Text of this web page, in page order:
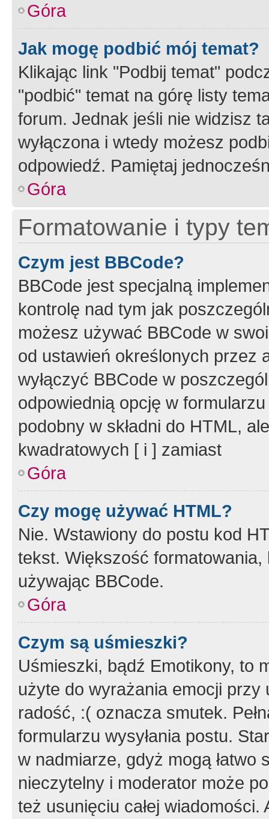
Góra
Jak mogę podbić mój temat?
Klikając link "Podbij temat"
"podbić" temat na górę listy
forum. Jednak jeśli nie widzisz
wyłączona i wtedy możesz
odpowiedź. Pamiętaj
Góra
Formatowanie i typy
Czym jest BBCode?
BBCode jest specjalną
kontrolę nad tym jak
możesz używać BBCode w
od ustawień określonych przez
wyłączyć BBCode w
odpowiednią opcję w
podobny w składni do HTML,
kwadratowych [ i ] zamiast
Góra
Czy mogę używać HTML?
Nie. Wstawiony do postu kod
tekst. Większość
używając BBCode.
Góra
Czym są uśmieszki?
Uśmieszki, bądź Emotikony, to
użyte do wyrażania emocji
radość, :( oznacza smutek.
formularzu wysyłania postu.
w nadmiarze, gdyż mogą
nieczytelny i moderator może
też usunięciu całej